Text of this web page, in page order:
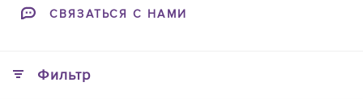
СВЯЗАТЬСЯ С НАМИ
Фильтр